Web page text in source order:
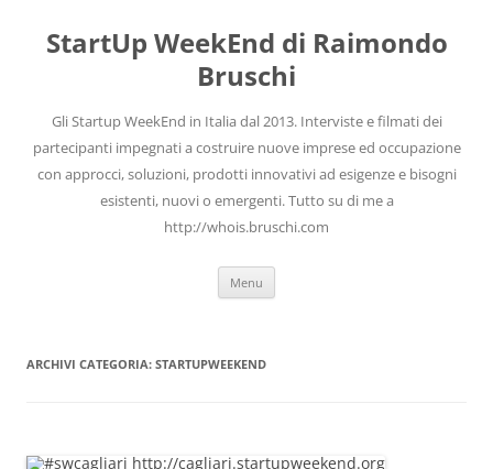
contenuto
StartUp WeekEnd di Raimondo
Bruschi
Gli Startup WeekEnd in Italia dal 2013. Interviste e filmati dei
partecipanti impegnati a costruire nuove imprese ed occupazione
con approcci, soluzioni, prodotti innovativi ad esigenze e bisogni
esistenti, nuovi o emergenti. Tutto su di me a
http://whois.bruschi.com
Menu
ARCHIVI CATEGORIA: STARTUPWEEKEND